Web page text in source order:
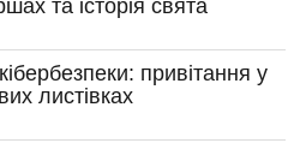
та історія свята
привітання у
листівках